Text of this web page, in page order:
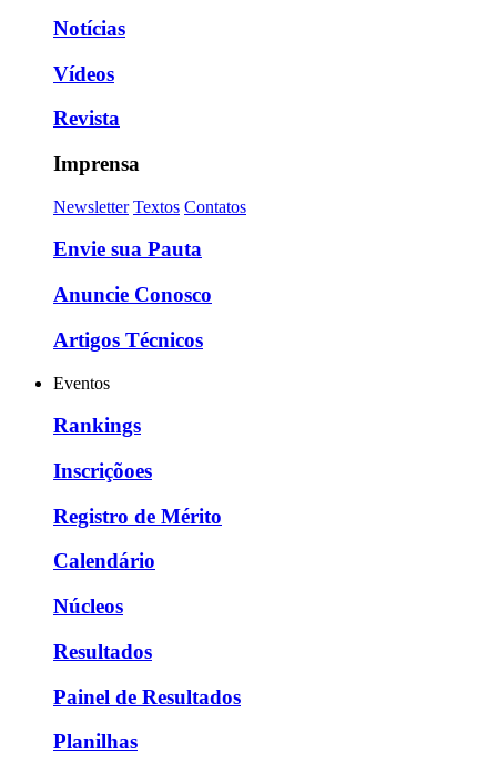
Notícias
Vídeos
Revista
Imprensa
Newsletter Textos Contatos
Envie sua Pauta
Anuncie Conosco
Artigos Técnicos
Eventos
Rankings
Inscriçõoes
Registro de Mérito
Calendário
Núcleos
Resultados
Painel de Resultados
Planilhas